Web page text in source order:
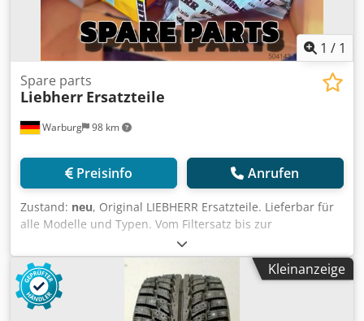
1 / 1
Warburg 98 km
Spare parts
Liebherr Ersatzteile
Preisinfo Anrufen
Zustand: neu, Original LIEBHERR Ersatzteile. Lieferbar für
alle Modelle und Typen. Vom Filtersatz bis zur
Haupthydraulikpumpe. Vom Displays bis zum Kabelstrang.
Codpfsw U Admjx Am Reha Fragen Sie uns bitte. Bitte mit
Seriennummer und falls möglich mit LIEBHERR
Ersatzteilnummer anfragen.
Kleinanzeige